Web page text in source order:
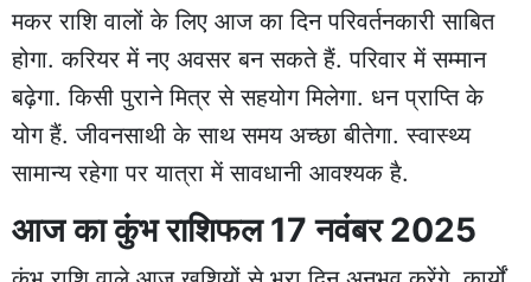
मकर राशि वालों के लिए आज का दिन परिवर्तनकारी साबित
होगा. करियर में नए अवसर बन सकते हैं. परिवार में सम्मान
बढ़ेगा. किसी पुराने मित्र से सहयोग मिलेगा. धन प्राप्ति के
योग हैं. जीवनसाथी के साथ समय अच्छा बीतेगा. स्वास्थ्य
सामान्य रहेगा पर यात्रा में सावधानी आवश्यक है.
आज का कुंभ राशिफल 17 नवंबर 2025